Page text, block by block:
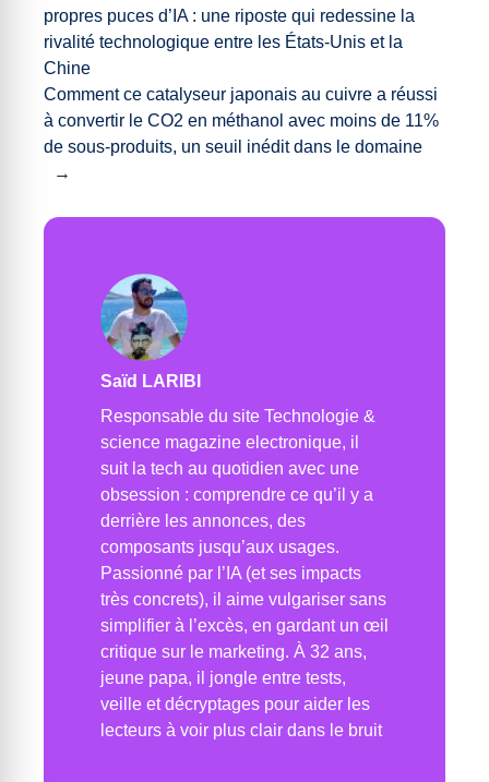
propres puces d’IA : une riposte qui redessine la
rivalité technologique entre les États-Unis et la
Chine
Comment ce catalyseur japonais au cuivre a réussi
à convertir le CO2 en méthanol avec moins de 11%
de sous-produits, un seuil inédit dans le domaine
→
Saïd LARIBI
Responsable du site Technologie &
science magazine electronique, il
suit la tech au quotidien avec une
obsession : comprendre ce qu’il y a
derrière les annonces, des
composants jusqu’aux usages.
Passionné par l’IA (et ses impacts
très concrets), il aime vulgariser sans
simplifier à l’excès, en gardant un œil
critique sur le marketing. À 32 ans,
jeune papa, il jongle entre tests,
veille et décryptages pour aider les
lecteurs à voir plus clair dans le bruit